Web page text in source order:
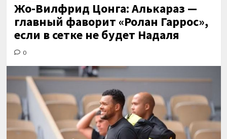
Жо-Вилфрид Цонга: Алькараз —
главный фаворит «Ролан Гаррос»,
если в сетке не будет Надаля
0